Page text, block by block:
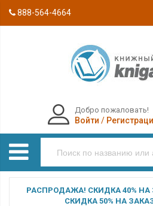
888-564-4664
Добро пожаловать!
Войти /
РАСПРОДАЖА! СКИДКА 40% НА
СКИДКА 50% НА